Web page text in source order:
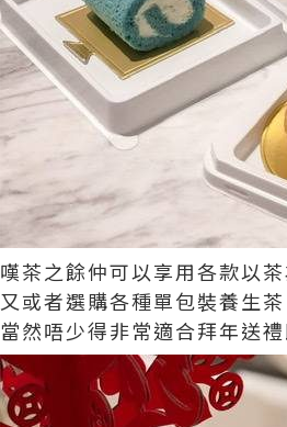
嘆茶之餘仲可以享用各款以
又或者選購各種單包裝養生
當然唔少得非常適合拜年送